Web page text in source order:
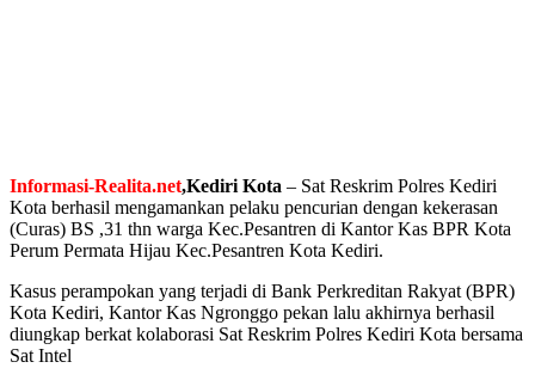
Informasi-Realita.net,Kediri Kota – Sat Reskrim Polres Kediri
Kota berhasil mengamankan pelaku pencurian dengan kekerasan
(Curas) BS ,31 thn warga Kec.Pesantren di Kantor Kas BPR Kota
Perum Permata Hijau Kec.Pesantren Kota Kediri.
Kasus perampokan yang terjadi di Bank Perkreditan Rakyat (BPR)
Kota Kediri, Kantor Kas Ngronggo pekan lalu akhirnya berhasil
diungkap berkat kolaborasi Sat Reskrim Polres Kediri Kota bersama
Sat Intel